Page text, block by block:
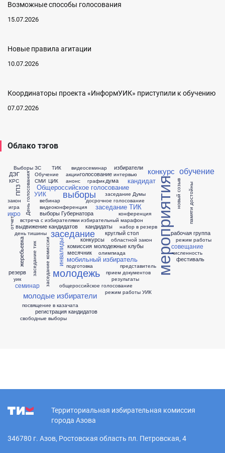
Возможные способы голосования
15.07.2026
Новые правила агитации
10.07.2026
Координаторы проекта «ИнформУИК» приступили к обучению
07.07.2026
Облако тэгов
Выборы ЗС
ДЭГ День голосования
КРС
Обучение
Общероссийское голосование
ППЗ
СМИ
ТИК
УИК
ЦИК
акции
анонс
вебинар
видеоконференция
видеосеминар
встреча с избирателями
выборы
выборы Губернатора
выдвижение кандидатов
голосование
график
день тишины
досрочное голосование
дума
жеребьевка
закон
заседание
заседание Думы
заседание ТИК
заседание комиссии
заседание тик
игра
избиратели
избирательный марафон
икро
инвалиды
интервью
кандидат
кандидаты
комиссия
конкурс
конкурсы
конференция
круглый стол мероприятия
месячник
мобильный избиратель
молодежные клубы
молодежь
молодые избиратели
набор в резерв
новый созыв
областной закон
обучение
общероссийское голосование
олимпиада
отчет памяти достойны
подготовка
посвящение в казачата
представитель
прием документов
рабочая группа
регистрация кандидатов
режим работы
режим работы УИК
резерв
результаты
свободные выборы
семинар
совещание
уик
фестиваль
численность
Территориальная избирательная комиссия
города Азова
346780 г. Азов, Ростовская область пл. Петровская, 4